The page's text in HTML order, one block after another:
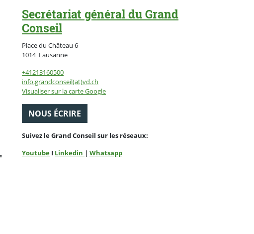
Secrétariat général du Grand
Conseil
Place du Château 6
1014 LausanneSuisse
+41213160500
info.grandconseil(at)vd.ch
Visualiser sur la carte Google
NOUS ÉCRIRE
Suivez le Grand Conseil sur les réseaux:
Youtube I Linkedin | Whatsapp